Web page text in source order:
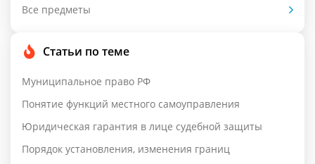
Все предметы
Статьи по теме
Муниципальное право РФ
Понятие функций местного самоуправления
Юридическая гарантия в лице судебной защиты
Порядок установления, изменения границ